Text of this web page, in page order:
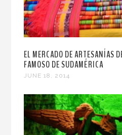
EL MERCADO DE ARTESANÍAS
FAMOSO DE SUDAMÉRICA
JUNE 18, 2014